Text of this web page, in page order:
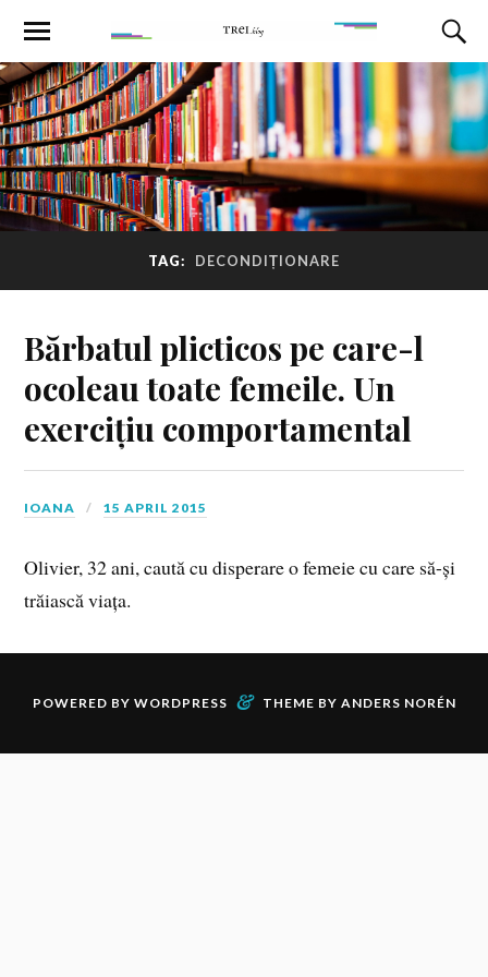
TAG: DECONDIȚIONARE
Bărbatul plicticos pe care-l
ocoleau toate femeile. Un
exercițiu comportamental
IOANA 15 APRIL 2015
Olivier, 32 ani, caută cu disperare o femeie cu care să-și
trăiască viața.
POWERED BY WORDPRESS & THEME BY ANDERS NORÉN